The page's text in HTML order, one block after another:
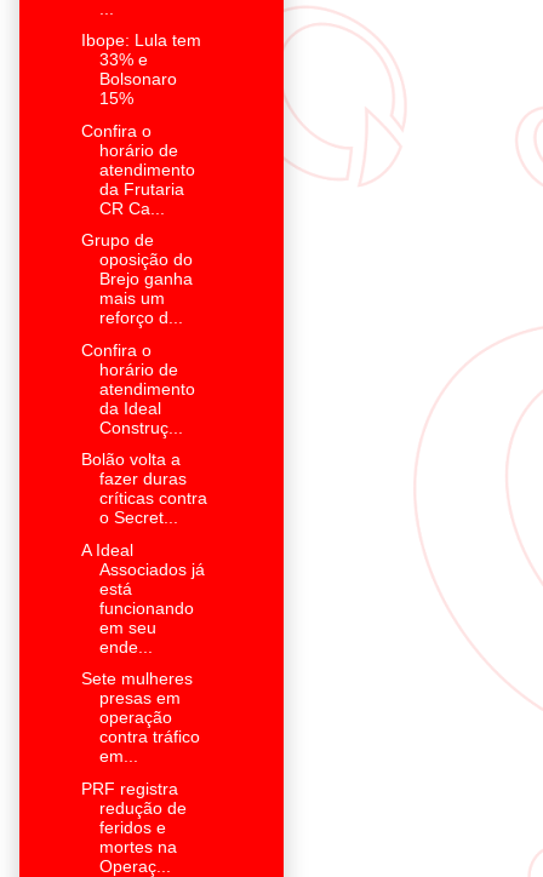
Ibope: Lula tem
33% e
Bolsonaro
15%
Confira o
horário de
atendimento
da Frutaria
CR Ca...
Grupo de
oposição do
Brejo ganha
mais um
reforço d...
Confira o
horário de
atendimento
da Ideal
Construç...
Bolão volta a
fazer duras
críticas contra
o Secret...
A Ideal
Associados já
está
funcionando
em seu
ende...
Sete mulheres
presas em
operação
contra tráfico
em...
PRF registra
redução de
feridos e
mortes na
Operaç...